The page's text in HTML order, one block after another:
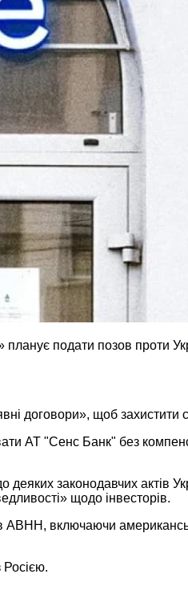
подати позов проти
договори», щоб захистити
АТ "Сенс Банк" без
законодавчих актів
щодо інвесторів.
ABHH, включаючи